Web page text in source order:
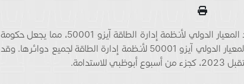
حصلت 19 جهة حكومية في رأس الخيمة على اعتماد المعيار الدولي لأنظمة إدارة الطاقة آيزو 50001، مما يجعل حكومة
رأس الخيمة الأولى عالمياً في الحصول على اعتماد المعيار الدولي آيزو 50001 لأنظمة إدارة الطاقة لجميع دوائرها. وقد